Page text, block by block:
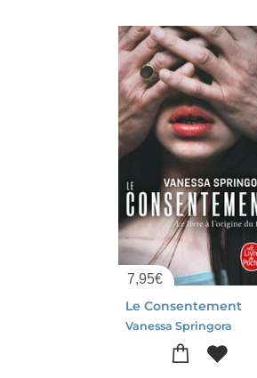
7,95€
Le Consentement
Vanessa Springora